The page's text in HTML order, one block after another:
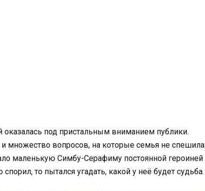
под пристальным вниманием публики.
множество вопросов, на которые семья не спешила
маленькую Симбу-Серафиму постоянной героиней
то пытался угадать, какой у неё будет судьба.